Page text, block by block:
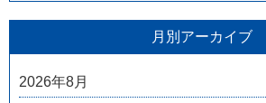
月別アーカイブ
2026年8月